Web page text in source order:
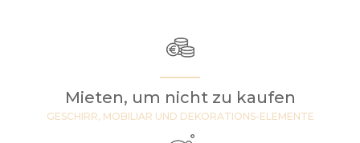
Mieten, um nicht zu kaufen
GESCHIRR, MOBILIAR UND DEKORATIONS-ELEMENTE